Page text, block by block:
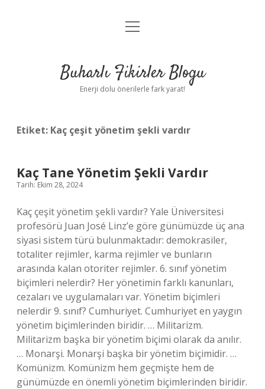
Anasayfa
Yasal Uyarı
menüyü
Buharlı Fikirler Blogu
Enerji dolu önerilerle fark yarat!
Etiket: Kaç çeşit yönetim şekli vardır
Kaç Tane Yönetim Şekli Vardır
Tarih: Ekim 28, 2024
Kaç çeşit yönetim şekli vardır? Yale Üniversitesi
profesörü Juan José Linz’e göre günümüzde üç ana
siyasi sistem türü bulunmaktadır: demokrasiler,
totaliter rejimler, karma rejimler ve bunların
arasında kalan otoriter rejimler. 6. sınıf yönetim
biçimleri nelerdir? Her yönetimin farklı kanunları,
cezaları ve uygulamaları var. Yönetim biçimleri
nelerdir 9. sınıf? Cumhuriyet. Cumhuriyet en yaygın
yönetim biçimlerinden biridir. … Militarizm.
Militarizm başka bir yönetim biçimi olarak da anılır.
… Monarşi. Monarşi başka bir yönetim biçimidir. …
Komünizm. Komünizm hem geçmişte hem de
günümüzde en önemli yönetim biçimlerinden biridir.